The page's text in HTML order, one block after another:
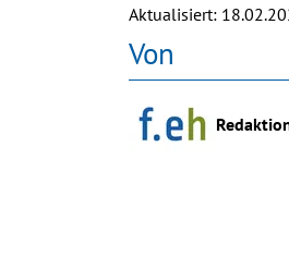
Aktualisiert:
Von